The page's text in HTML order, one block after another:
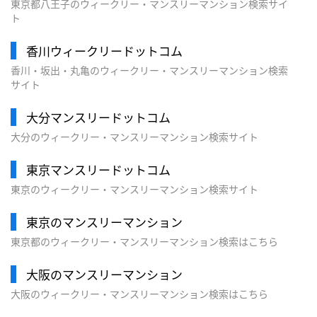
東京都八王子のウィークリー・マンスリーマンション検索サイ
ト
香川ウィークリードットコム
香川・坂出・丸亀のウィークリー・マンスリーマンション検索
サイト
大分マンスリードットコム
大分のウィークリー・マンスリーマンション検索サイト
東京マンスリードットコム
東京のウィークリー・マンスリーマンション検索サイト
東京のマンスリーマンション
東京都のウィークリー・マンスリーマンション検索はこちら
大阪のマンスリーマンション
大阪のウィークリー・マンスリーマンション検索はこちら